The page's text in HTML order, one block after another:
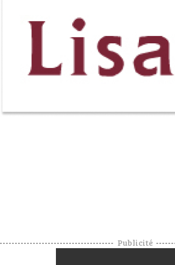
HISTOIRE DES
DÉCO
VOYAGES &
Publicité